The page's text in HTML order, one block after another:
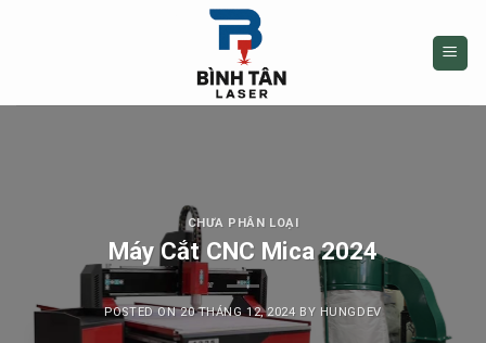
CHƯA PHÂN LOẠI
Máy Cắt CNC Mica 2024
POSTED ON20 THÁNG 12, 2024 BY HUNGDEV